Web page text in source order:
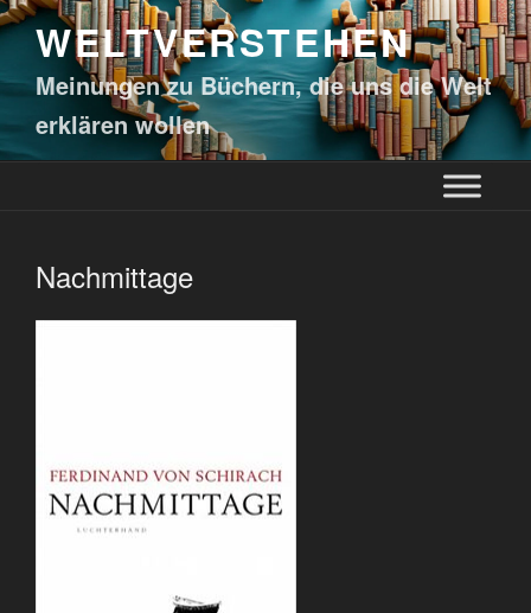
WELTVERSTEHEN
Meinungen zu Büchern, die uns die Welt
erklären wollen
Nachmittage